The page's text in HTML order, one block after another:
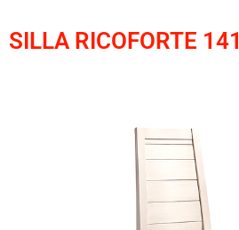
SILLA RICOFORTE 141